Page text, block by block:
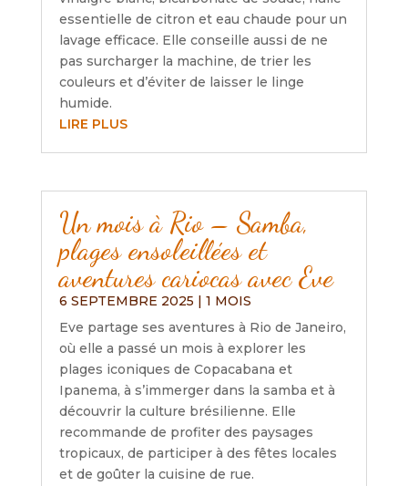
essentielle de citron et eau chaude pour un
lavage efficace. Elle conseille aussi de ne
pas surcharger la machine, de trier les
couleurs et d’éviter de laisser le linge
humide.
LIRE PLUS
Un mois à Rio – Samba,
plages ensoleillées et
aventures cariocas avec Eve
6 SEPTEMBRE 2025 | 1 MOIS
Eve partage ses aventures à Rio de Janeiro,
où elle a passé un mois à explorer les
plages iconiques de Copacabana et
Ipanema, à s’immerger dans la samba et à
découvrir la culture brésilienne. Elle
recommande de profiter des paysages
tropicaux, de participer à des fêtes locales
et de goûter la cuisine de rue.